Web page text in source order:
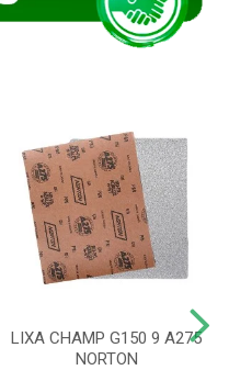
LIXA CHAMP G150 9 A275
NORTON